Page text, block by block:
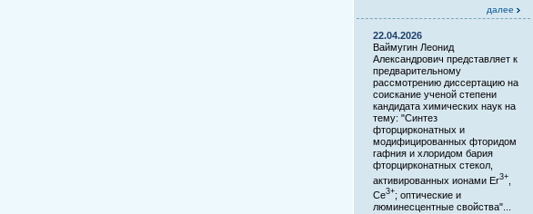
далее
22.04.2026
Ваймугин Леонид
Александрович представляет к
предварительному
рассмотрению диссертацию на
соискание ученой степени
кандидата химических наук на
тему: "Синтез
фторцирконатных и
модифицированных фторидом
гафния и хлоридом бария
фторцирконатных стекол,
активированных ионами Er3+
Ce3+; оптические и
люминесцентные свойства"...